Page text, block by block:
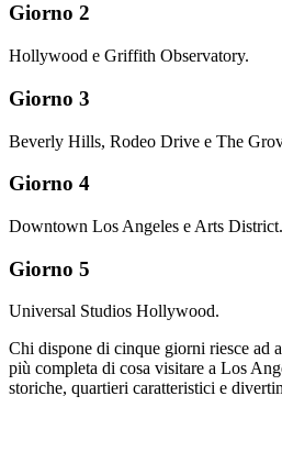
Giorno 2
Hollywood e Griffith Observatory.
Giorno 3
Beverly Hills, Rodeo Drive e The
Giorno 4
Downtown Los Angeles e Arts District.
Giorno 5
Universal Studios Hollywood.
Chi dispone di cinque giorni riesce ad
più completa di cosa visitare a Los
storiche, quartieri caratteristici e